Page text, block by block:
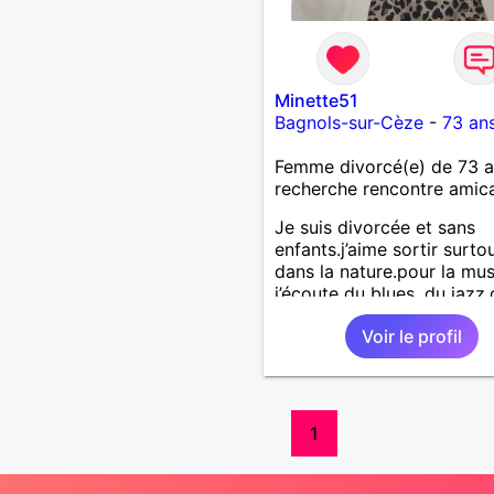
Minette51
Bagnols-sur-Cèze- 73
Femme divorcé(e) de 73
recherche rencontre
Je suis divorcée et sans
enfants.j’aime sortir
dans la nature.pour la
j’écoute du blues, du
musique des années 80.j’ai
beaucoup d’activités
dont la peinture.j’aimerai
rencontrer une personne
goûts.debuter part de
plus si affinité.
Voir le profil
1